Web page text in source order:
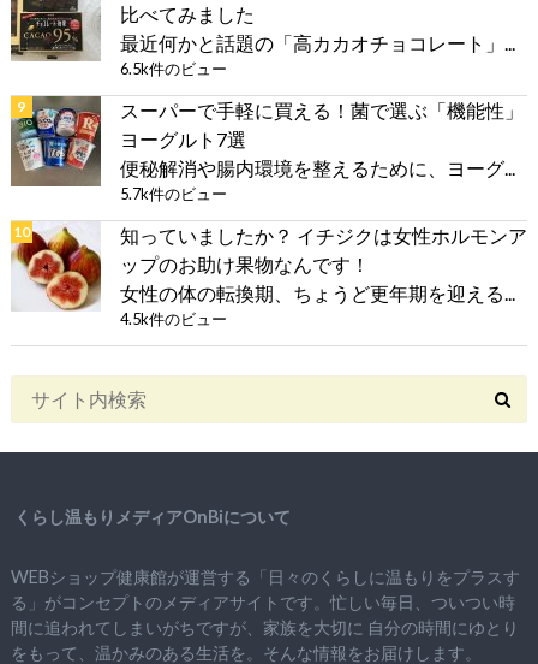
比べてみました
最近何かと話題の「高カカオチョコレート」...
6.5k件のビュー
スーパーで手軽に買える！菌で選ぶ「機能性」
ヨーグルト7選
便秘解消や腸内環境を整えるために、ヨーグ...
5.7k件のビュー
知っていましたか？ イチジクは女性ホルモンア
ップのお助け果物なんです！
女性の体の転換期、ちょうど更年期を迎える...
4.5k件のビュー
くらし温もりメディアOnBiについて
WEBショップ健康館が運営する「日々のくらしに温もりをプラスす
る」がコンセプトのメディアサイトです。忙しい毎日、ついつい時
間に追われてしまいがちですが、 家族を大切に 自分の時間にゆとり
をもって、 温かみのある生活を。そんな情報をお届けします。